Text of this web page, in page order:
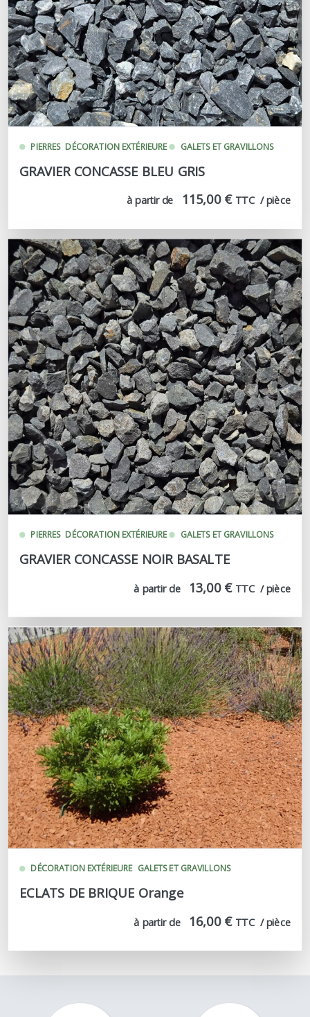
PIERRES DÉCORATION EXTÉRIEURE GALETS ET GRAVILLONS
GRAVIER CONCASSE BLEU GRIS
à partir de 115,00 € TTC  / pièce
PIERRES DÉCORATION EXTÉRIEURE GALETS ET GRAVILLONS
GRAVIER CONCASSE NOIR BASALTE
à partir de 13,00 € TTC  / pièce
DÉCORATION EXTÉRIEURE GALETS ET GRAVILLONS
ECLATS DE BRIQUE Orange
à partir de 16,00 € TTC  / pièce